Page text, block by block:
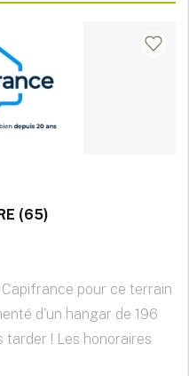
(65)
Capifrance pour ce terrain
d'un hangar de 196
tarder ! Les honoraires